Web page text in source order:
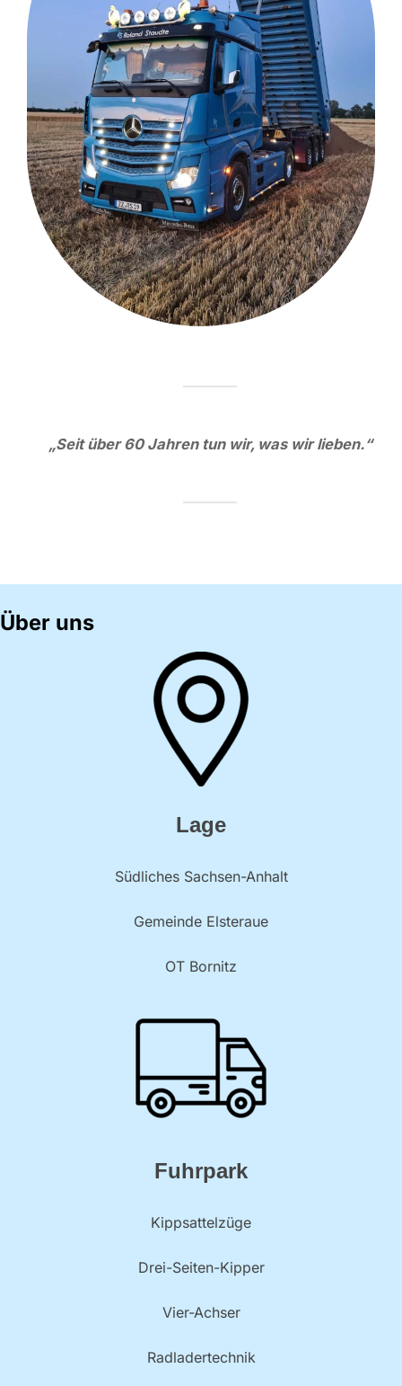
„Seit über 60 Jahren tun wir, was wir lieben.“
Über uns
Lage
Südliches Sachsen-Anhalt
Gemeinde Elsteraue
OT Bornitz
Fuhrpark
Kippsattelzüge
Drei-Seiten-Kipper
Vier-Achser
Radladertechnik